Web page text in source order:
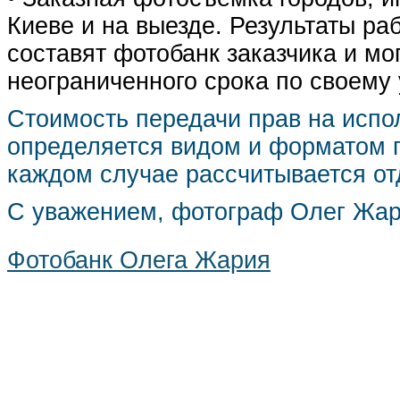
Киеве и на выезде. Результаты
составят фотобанк заказчика и
неограниченного срока по
Стоимость передачи прав на
определяется видом и форматом
каждом случае рассчитывается
С уважением, фотограф Олег
Фотобанк Олега Жария